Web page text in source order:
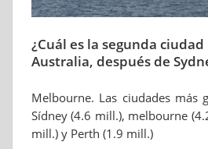
¿Cuál es la segunda
Australia, después de
Melbourne. Las ciudades más
Sídney (4.6 mill.), melbourne
mill.) y Perth (1.9 mill.)